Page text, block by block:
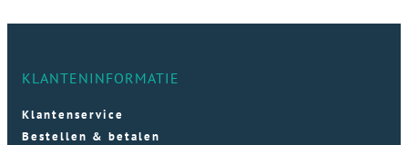
KLANTENINFORMATIE
Klantenservice
Bestellen & betalen